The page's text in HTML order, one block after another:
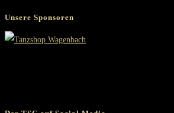
Unsere Sponsoren